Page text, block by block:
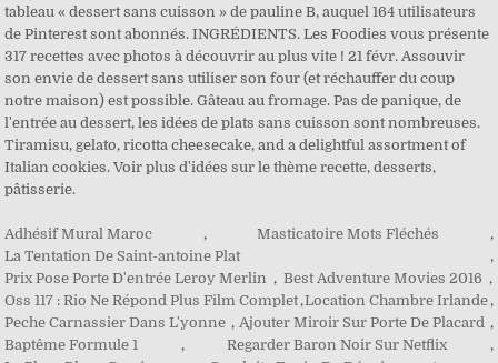
tableau « dessert sans cuisson » de pauline B, auquel 164 utilisateurs
de Pinterest sont abonnés. INGRÉDIENTS. Les Foodies vous présente
317 recettes avec photos à découvrir au plus vite ! 21 févr. Assouvir
son envie de dessert sans utiliser son four (et réchauffer du coup
notre maison) est possible. Gâteau au fromage. Pas de panique, de
l'entrée au dessert, les idées de plats sans cuisson sont nombreuses.
Tiramisu, gelato, ricotta cheesecake, and a delightful assortment of
Italian cookies. Voir plus d'idées sur le thème recette, desserts,
pâtisserie.
Adhésif Mural Maroc , Masticatoire Mots Fléchés
,
La Tentation De Saint-antoine Plat
,
Prix Pose Porte D'entrée Leroy Merlin , Best Adventure Movies 2016 ,
Oss 117 : Rio Ne Répond Plus Film Complet,Location Chambre Irlande ,
Peche Carnassier Dans L'yonne , Ajouter Miroir Sur Porte De Placard ,
Baptême Formule 1
, Regarder Baron Noir Sur Netflix
,